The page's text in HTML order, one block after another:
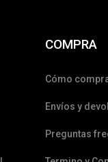
COMPRA
Cómo
Envíos y
Preguntas